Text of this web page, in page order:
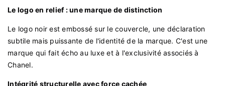
Le logo en relief : une marque de distinction
Le logo noir est embossé sur le couvercle, une déclaration
subtile mais puissante de l'identité de la marque. C'est une
marque qui fait écho au luxe et à l'exclusivité associés à
Chanel.
Intégrité structurelle avec force cachée